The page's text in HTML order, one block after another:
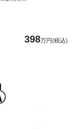
398万円(税込)